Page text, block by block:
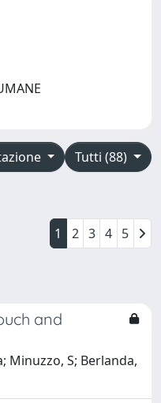
Tutti (88)
1 2 3 4 5
and
Minuzzo, S; Berlanda,